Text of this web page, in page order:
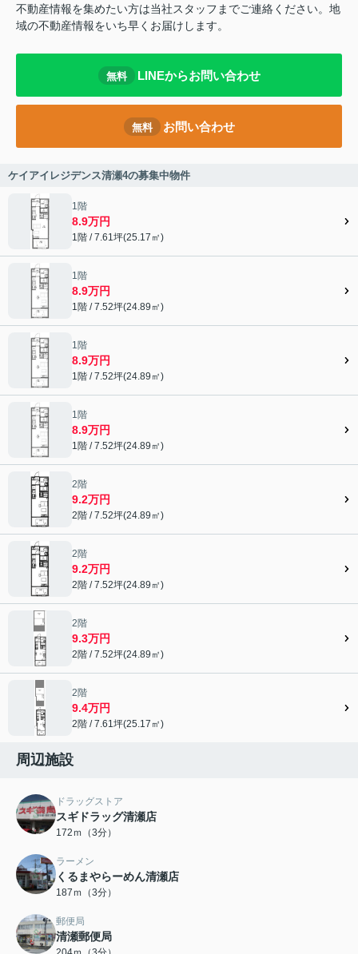
不動産情報を集めたい方は当社スタッフまでご連絡ください。地
域の不動産情報をいち早くお届けします。
無料 LINEからお問い合わせ
無料 お問い合わせ
ケイアイレジデンス清瀬4の募集中物件
1階
8.9万円
1階 / 7.61坪(25.17㎡)
1階
8.9万円
1階 / 7.52坪(24.89㎡)
1階
8.9万円
1階 / 7.52坪(24.89㎡)
1階
8.9万円
1階 / 7.52坪(24.89㎡)
2階
9.2万円
2階 / 7.52坪(24.89㎡)
2階
9.2万円
2階 / 7.52坪(24.89㎡)
2階
9.3万円
2階 / 7.52坪(24.89㎡)
2階
9.4万円
2階 / 7.61坪(25.17㎡)
周辺施設
ドラッグストア
スギドラッグ清瀬店
172ｍ（3分）
ラーメン
くるまやらーめん清瀬店
187ｍ（3分）
郵便局
清瀬郵便局